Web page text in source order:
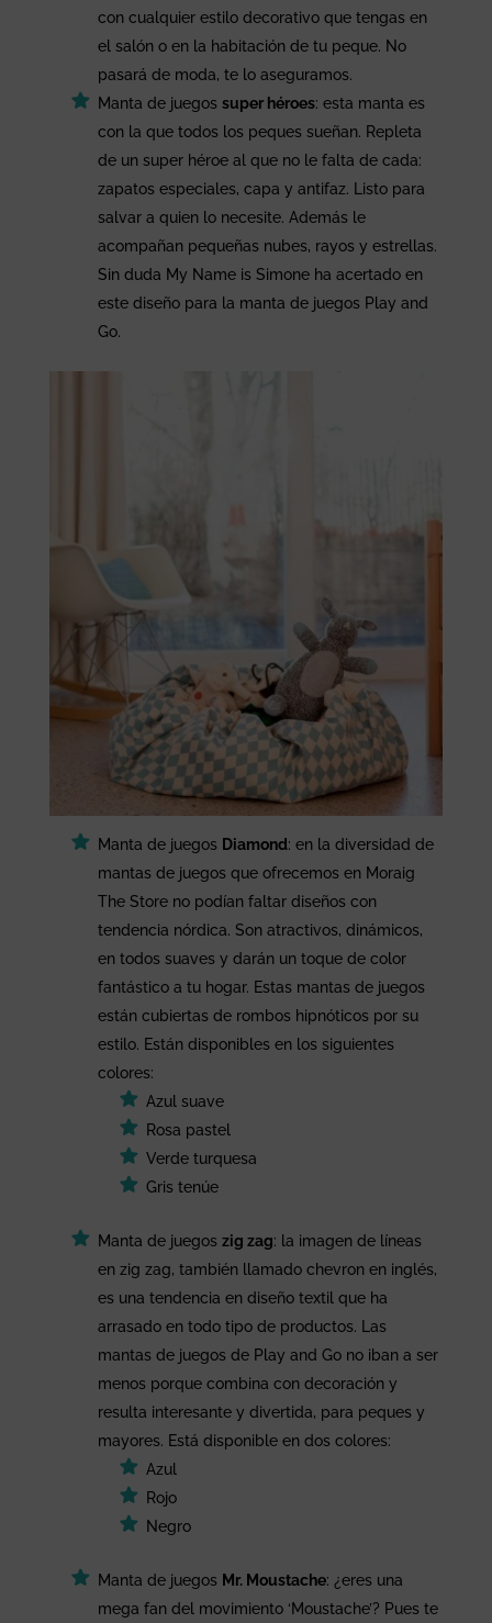
con cualquier estilo decorativo que tengas en
el salón o en la habitación de tu peque. No
pasará de moda, te lo aseguramos.
Manta de juegos super héroes: esta manta es
con la que todos los peques sueñan. Repleta
de un super héroe al que no le falta de cada:
zapatos especiales, capa y antifaz. Listo para
salvar a quien lo necesite. Además le
acompañan pequeñas nubes, rayos y estrellas.
Sin duda My Name is Simone ha acertado en
este diseño para la manta de juegos Play and
Go.
Manta de juegos Diamond: en la diversidad de
mantas de juegos que ofrecemos en Moraig
The Store no podían faltar diseños con
tendencia nórdica. Son atractivos, dinámicos,
en todos suaves y darán un toque de color
fantástico a tu hogar. Estas mantas de juegos
están cubiertas de rombos hipnóticos por su
estilo. Están disponibles en los siguientes
colores:
Azul suave
Rosa pastel
Verde turquesa
Gris tenúe
Manta de juegos zig zag: la imagen de líneas
en zig zag, también llamado chevron en inglés,
es una tendencia en diseño textil que ha
arrasado en todo tipo de productos. Las
mantas de juegos de Play and Go no iban a ser
menos porque combina con decoración y
resulta interesante y divertida, para peques y
mayores. Está disponible en dos colores:
Azul
Rojo
Negro
Manta de juegos Mr. Moustache: ¿eres una
mega fan del movimiento ‘Moustache’? Pues te